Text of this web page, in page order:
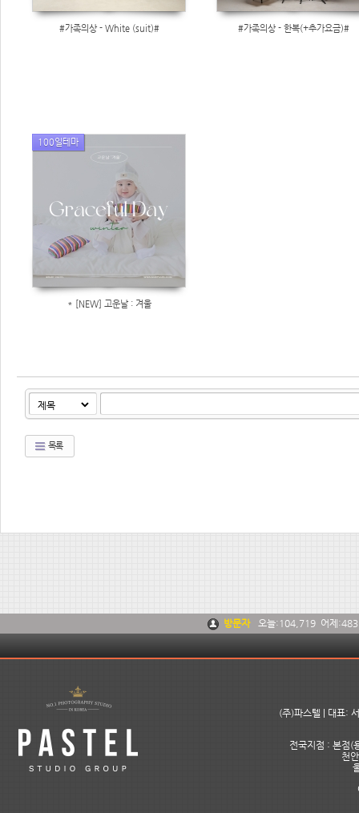
#가족의상 - White (suit)# #가족의상 - 한복(+추가요금)#
100일테마
* [NEW] 고운날 : 겨울
목록
방문자 오늘: 104,719 어제:
(주)파스텔 | 대표:
전국지점 : 본점(
천